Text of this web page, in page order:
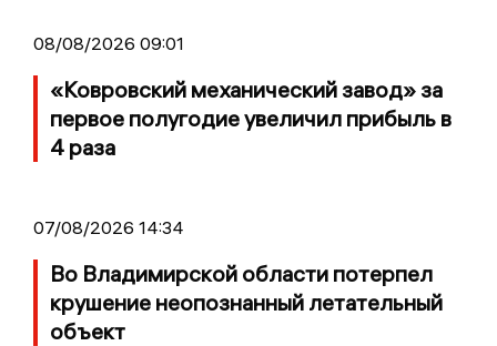
08/08/2026 09:01
«Ковровский механический завод» за
первое полугодие увеличил прибыль в
4 раза
07/08/2026 14:34
Во Владимирской области потерпел
крушение неопознанный летательный
объект